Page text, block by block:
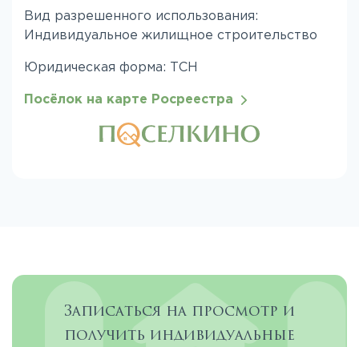
Вид разрешенного использования:
Индивидуальное жилищное строительство
Юридическая форма: ТСН
Посёлок на карте Росреестра
Записаться на просмотр и
получить индивидуальные